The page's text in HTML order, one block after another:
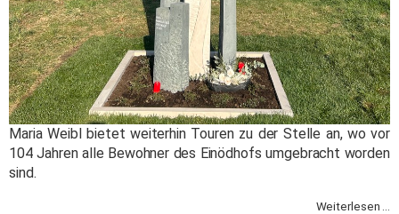
Maria Weibl bietet weiterhin Touren zu der Stelle an, wo vor
104 Jahren alle Bewohner des Einödhofs umgebracht worden
sind.
Weiterlesen ...